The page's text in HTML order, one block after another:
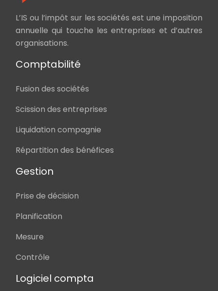
L’IS ou l’impôt sur les sociétés est une imposition
annuelle qui touche les entreprises et d’autres
organisations.
Comptabilité
Fusion des sociétés
Scission des entreprises
Liquidation compagnie
Répartition des bénéfices
Gestion
Prise de décision
Planification
Mesure
Contrôle
Logiciel compta